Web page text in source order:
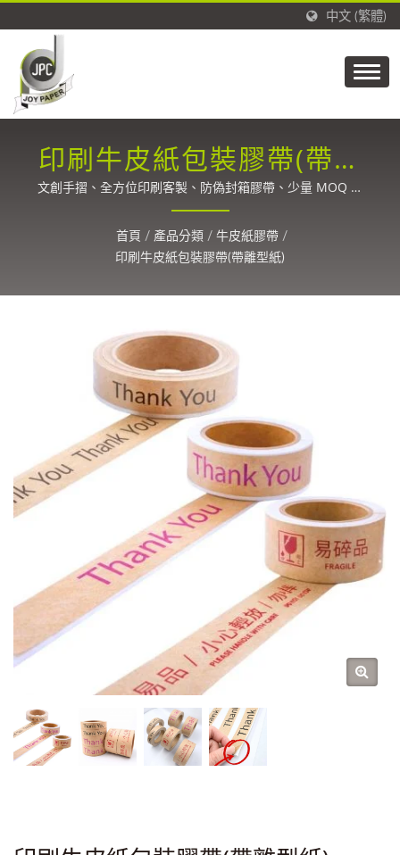
中文 (繁體)
印刷牛皮紙包裝膠帶(帶離
型紙)
文創手摺、全方位印刷客製、防偽封箱膠帶、少量 MOQ 客
製印刷、冷鏈低溫物流紙膠帶 / 自1988年以來，提供碳纖
維、包裝、標籤、貼紙、醫療和膠帶的精密塗佈技術。
首頁 / 產品分類 / 牛皮紙膠帶 /
印刷牛皮紙包裝膠帶(帶離型紙)